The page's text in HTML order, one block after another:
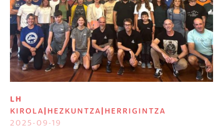
LH
KIROLA
HEZKUNTZA
HERRIGINTZA
2025-09-19